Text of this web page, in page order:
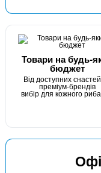
Гачок
Товари на будь-
бюджет
Від доступних
преміум-брендів
вибір для кожного